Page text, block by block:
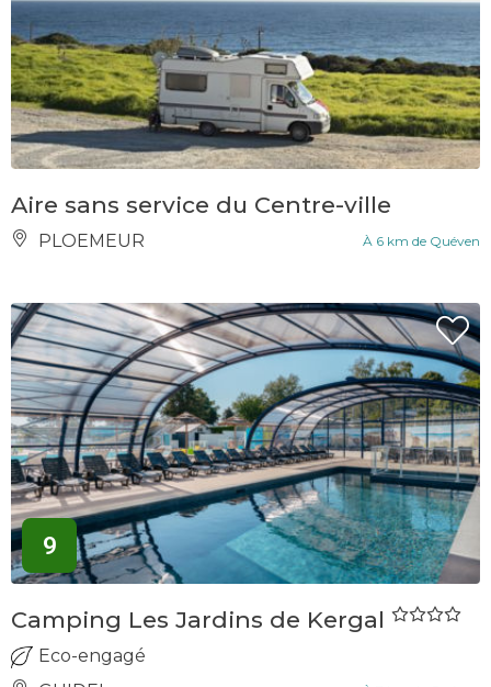
Aire sans service du Centre-ville
PLOEMEUR À 6 km de Quéven
9
Camping Les Jardins de Kergal
Eco-engagé